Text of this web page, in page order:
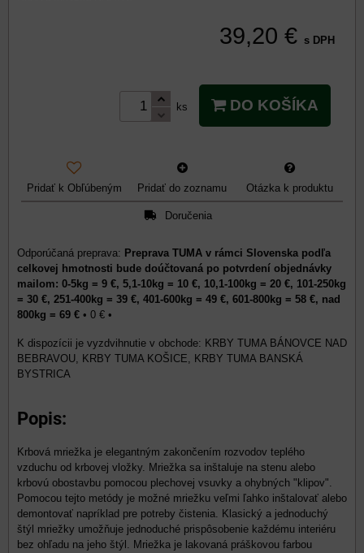
39,20 € s DPH
ks DO KOŠÍKA
Pridať k Obľúbeným Pridať do zoznamu Otázka k produktu
Doručenia
Preprava TUMA v rámci Slovenska podľa
celkovej hmotnosti bude doúčtovaná po potvrdení objednávky
mailom: 0-5kg = 9 €, 5,1-10kg = 10 €, 10,1-100kg = 20 €, 101-250kg
= 30 €, 251-400kg = 39 €, 401-600kg = 49 €, 601-800kg = 58 €, nad
800kg = 69 € • 0 € •
KRBY TUMA BÁNOVCE NAD
BEBRAVOU, KRBY TUMA KOŠICE, KRBY TUMA BANSKÁ
BYSTRICA
Popis:
Krbová mriežka je elegantným zakončením rozvodov teplého
vzduchu od krbovej vložky. Mriežka sa inštaluje na stenu alebo
krbovú obostavbu pomocou plechovej vsuvky a ohybných "klipov".
Pomocou tejto metódy je možné mriežku veľmi ľahko inštalovať alebo
demontovať napríklad pre potreby čistenia. Klasický a jednoduchý
štýl mriežky umožňuje jednoduché prispôsobenie každému interiéru
bez ohľadu na jeho štýl. Mriežka je lakovaná práškovou farbou